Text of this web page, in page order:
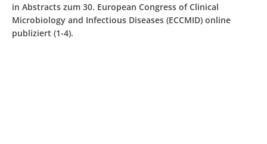
in Abstracts zum 30. European Congress of Clinical
Microbiology and Infectious Diseases (ECCMID) online
publiziert (1-4).